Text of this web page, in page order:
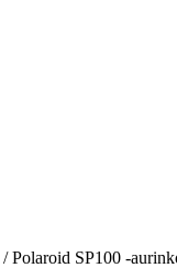
/ Polaroid SP100 -